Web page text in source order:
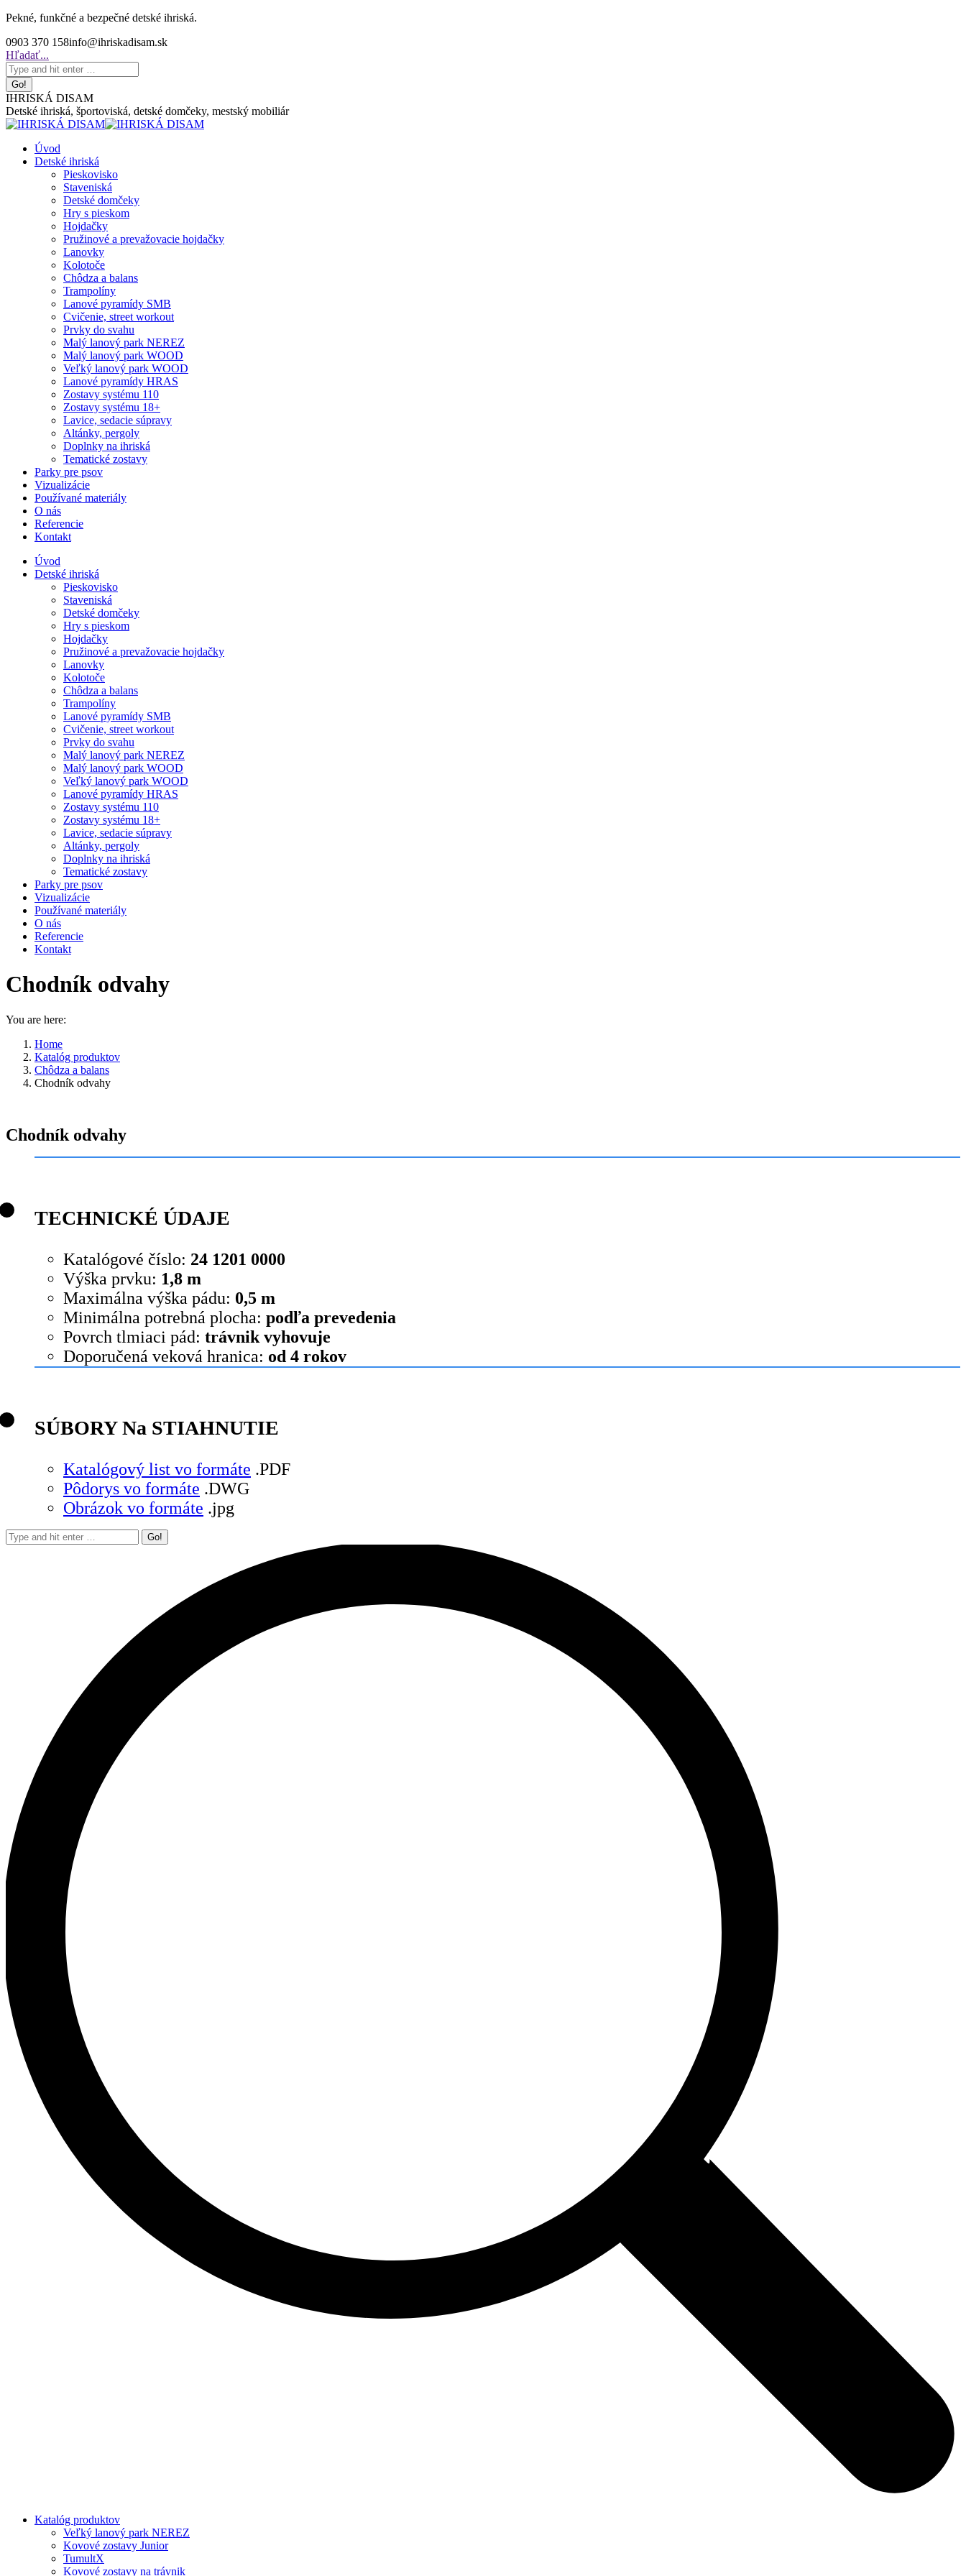
Skip
content
Pekné, funkčné a bezpečné detské ihriská.
0903 370 158info@ihriskadisam.sk
Search:
Hľadať...
IHRISKÁ DISAM
Detské ihriská, športoviská, detské domčeky, mestský mobiliár
Úvod
Detské ihriská
Pieskovisko
Staveniská
Detské domčeky
Hry s pieskom
Hojdačky
Pružinové a prevažovacie hojdačky
Lanovky
Kolotoče
Chôdza a balans
Trampolíny
Lanové pyramídy SMB
Cvičenie, street workout
Prvky do svahu
Malý lanový park NEREZ
Malý lanový park WOOD
Veľký lanový park WOOD
Lanové pyramídy HRAS
Zostavy systému 110
Zostavy systému 18+
Lavice, sedacie súpravy
Altánky, pergoly
Doplnky na ihriská
Tematické zostavy
Parky pre psov
Vizualizácie
Používané materiály
O nás
Referencie
Kontakt
Úvod
Detské ihriská
Pieskovisko
Staveniská
Detské domčeky
Hry s pieskom
Hojdačky
Pružinové a prevažovacie hojdačky
Lanovky
Kolotoče
Chôdza a balans
Trampolíny
Lanové pyramídy SMB
Cvičenie, street workout
Prvky do svahu
Malý lanový park NEREZ
Malý lanový park WOOD
Veľký lanový park WOOD
Lanové pyramídy HRAS
Zostavy systému 110
Zostavy systému 18+
Lavice, sedacie súpravy
Altánky, pergoly
Doplnky na ihriská
Tematické zostavy
Parky pre psov
Vizualizácie
Používané materiály
O nás
Referencie
Kontakt
Chodník odvahy
You are here:
Home
Katalóg produktov
Chôdza a balans
Chodník odvahy
Chodník odvahy
TECHNICKÉ ÚDAJE
Katalógové číslo: 24 1201 0000
Výška prvku: 1,8 m
Maximálna výška pádu: 0,5 m
Minimálna potrebná plocha: podľa prevedenia
Povrch tlmiaci pád: trávnik vyhovuje
Doporučená veková hranica: od 4 rokov
SÚBORY Na STIAHNUTIE
Katalógový list vo formáte .PDF
Pôdorys vo formáte .DWG
Obrázok vo formáte .jpg
Search:
Katalóg produktov
Veľký lanový park NEREZ
Kovové zostavy Junior
TumultX
Kovové zostavy na trávnik